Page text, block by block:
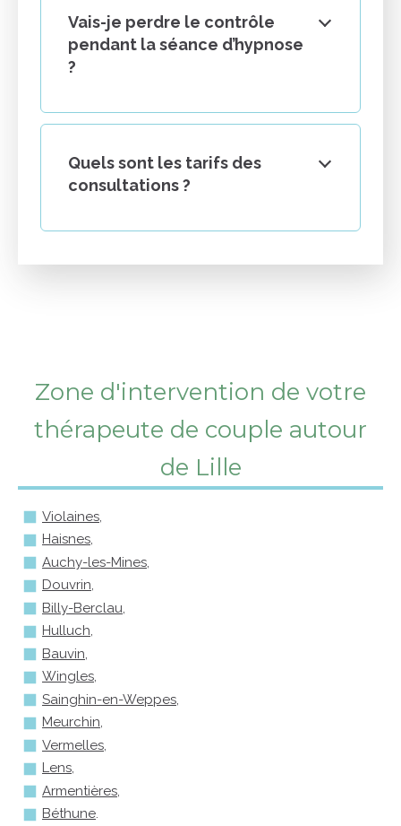
Vais-je perdre le contrôle
pendant la séance d’hypnose
?
Quels sont les tarifs des
consultations ?
Zone d'intervention de votre
thérapeute de couple autour
de Lille
Violaines
Haisnes,
Auchy-les-Mines
Douvrin,
Billy-Berclau
Hulluch,
Bauvin,
Wingles,
Sainghin-en-Weppes,
Meurchin,
Vermelles,
Lens,
Armentières,
Béthune.